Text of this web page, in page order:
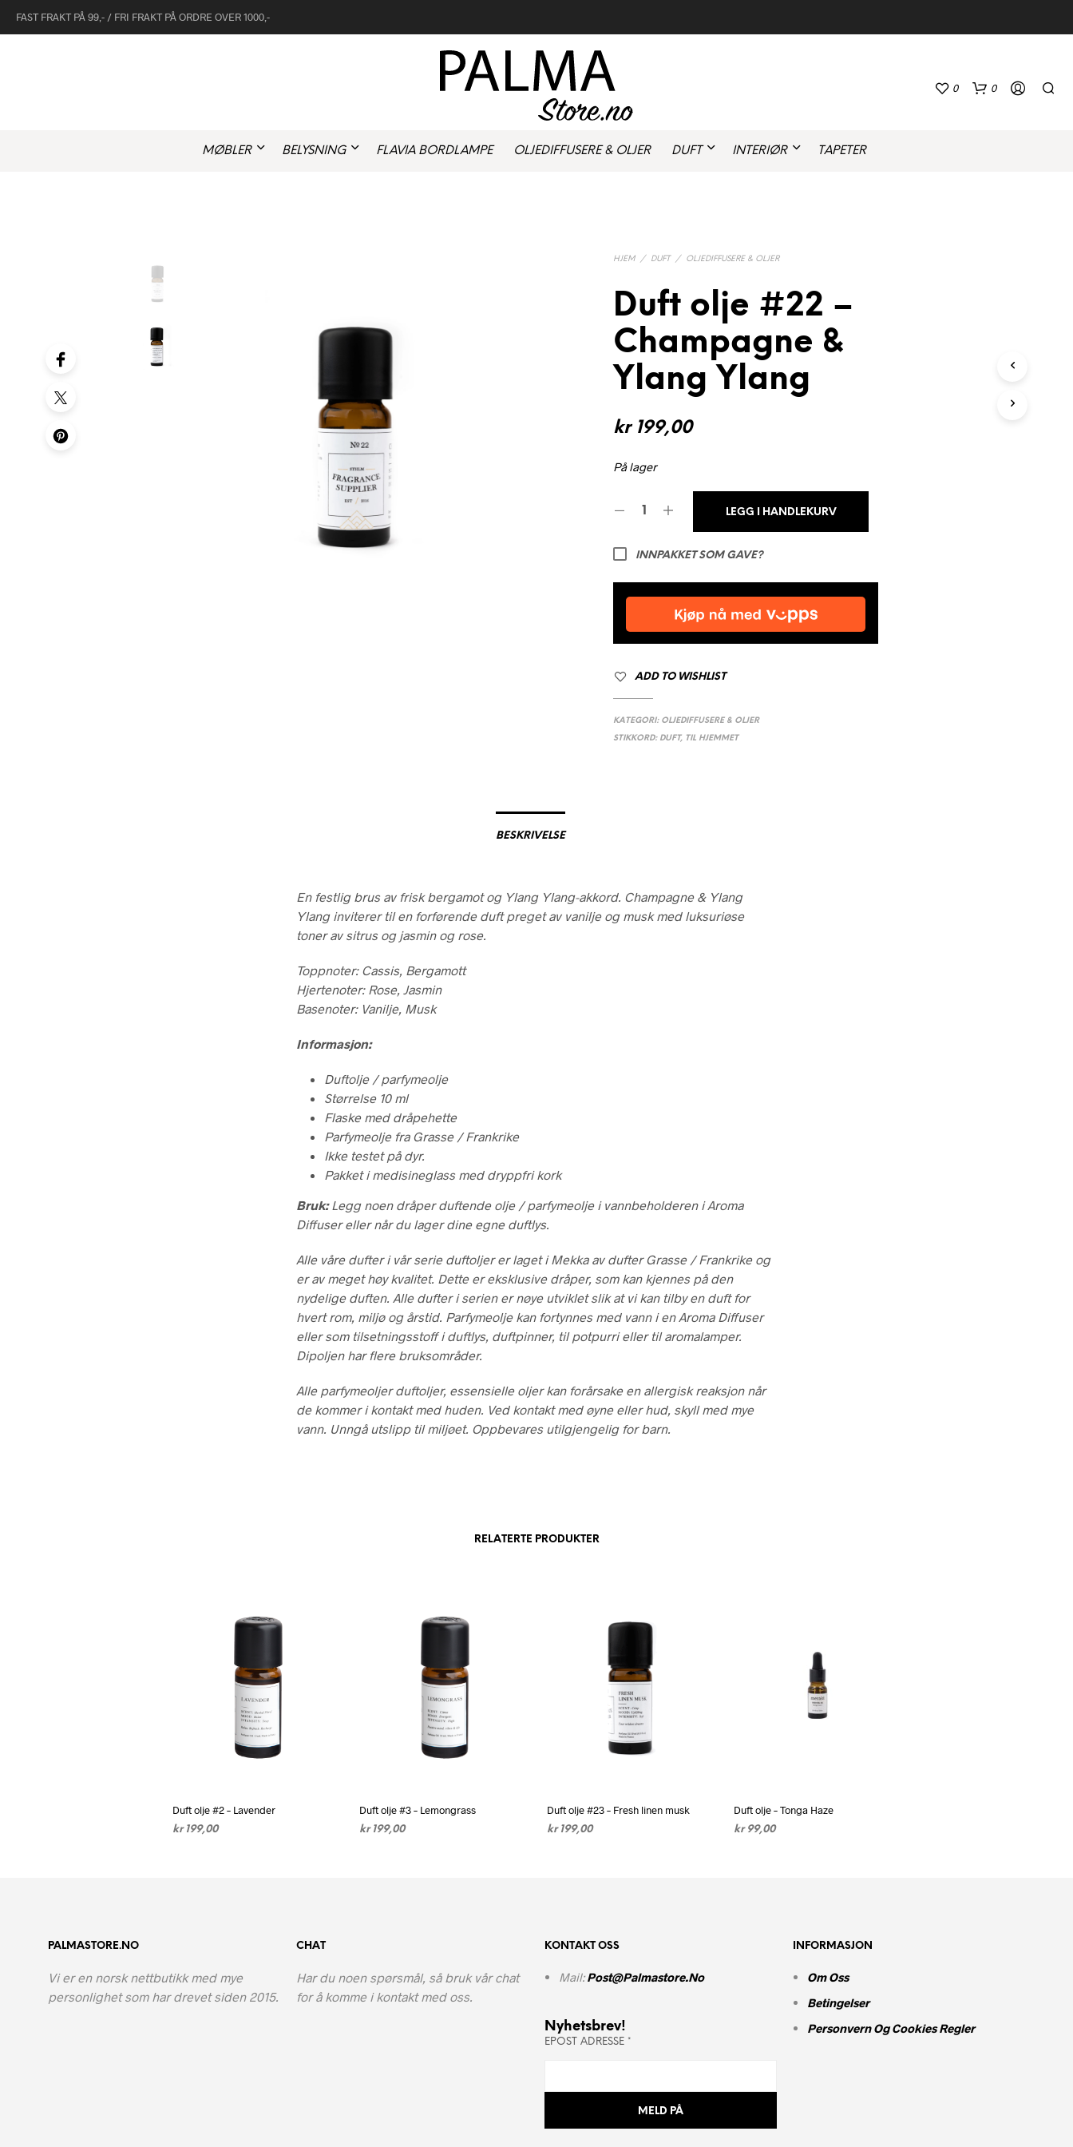
FAST FRAKT PÅ 99,- / FRI FRAKT PÅ ORDRE OVER 1000,-
MØBLER BELYSNING FLAVIA BORDLAMPE OLJEDIFFUSERE & OLJER DUFT INTERIØR TAPETER
0 0
N
E
HJEM / DUFT / OLJEDIFFUSERE & OLJER
Duft olje #22 –
Champagne &
Ylang Ylang
kr199,00
På lager
LEGG I HANDLEKURV
INNPAKKET SOM GAVE?
ADD TO WISHLIST
KATEGORI: OLJEDIFFUSERE & OLJER
STIKKORD: DUFT, TIL HJEMMET
BESKRIVELSE
En festlig brus av frisk bergamot og Ylang Ylang-akkord. Champagne & Ylang
Ylang inviterer til en forførende duft preget av vanilje og musk med luksuriøse
toner av sitrus og jasmin og rose.
Toppnoter: Cassis, Bergamott
Hjertenoter: Rose, Jasmin
Basenoter: Vanilje, Musk
Informasjon:
Duftolje / parfymeolje
Størrelse 10 ml
Flaske med dråpehette
Parfymeolje fra Grasse / Frankrike
Ikke testet på dyr.
Pakket i medisineglass med dryppfri kork
Bruk:Legg noen dråper duftende olje / parfymeolje i vannbeholderen i Aroma
Diffuser eller når du lager dine egne duftlys.
Alle våre dufter i vår serie duftoljer er laget i Mekka av dufter Grasse / Frankrike og
er av meget høy kvalitet. Dette er eksklusive dråper, som kan kjennes på den
nydelige duften. Alle dufter i serien er nøye utviklet slik at vi kan tilby en duft for
hvert rom, miljø og årstid. Parfymeolje kan fortynnes med vann i en Aroma Diffuser
eller som tilsetningsstoff i duftlys, duftpinner, til potpurri eller til aromalamper.
Dipoljen har flere bruksområder.
Alle parfymeoljer duftoljer, essensielle oljer kan forårsake en allergisk reaksjon når
de kommer i kontakt med huden. Ved kontakt med øyne eller hud, skyll med mye
vann. Unngå utslipp til miljøet. Oppbevares utilgjengelig for barn.
RELATERTE PRODUKTER
Duft olje #2 – Lavender
kr199,00
Duft olje #3 – Lemongrass
kr199,00
Duft olje #23 – Fresh linen musk
kr199,00
Duft olje – Tonga Haze
kr99,00
PALMASTORE.NO
Vi er en norsk nettbutikk med mye
personlighet som har drevet siden 2015.
CHAT
Har du noen spørsmål, så bruk vår chat
for å komme i kontakt med oss.
KONTAKT OSS
Mail:Post@palmastore.no
Nyhetsbrev!
EPOST ADRESSE *
INFORMASJON
Om Oss
Betingelser
Personvern Og Cookies Regler